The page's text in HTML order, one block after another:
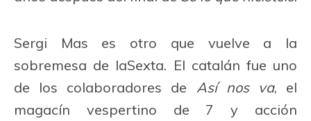
Sergi Mas es otro que vuelve a la
sobremesa de laSexta. El catalán fue uno
de los colaboradores de Así nos va, el
magacín vespertino de 7 y acción